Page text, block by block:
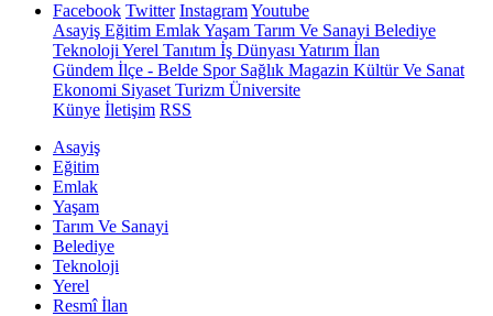
Facebook Twitter InstagramYoutube
Asayiş Eğitim EmlakYaşam Tarım Ve Sanayi Belediye
Teknoloji Yerel Tanıtım İş Dünyası Yatırım İlan
Gündem İlçe - Belde SporSağlık Magazin Kültür Ve Sanat
Ekonomi Siyaset Turizm Üniversite
Künye İletişim RSS
Asayiş
Eğitim
Emlak
Yaşam
Tarım Ve Sanayi
Belediye
Teknoloji
Yerel
Resmî İlan